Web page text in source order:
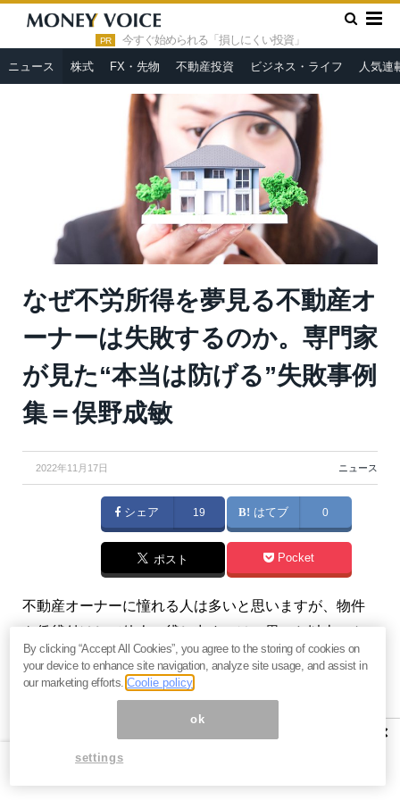
PR 今すぐ始められる「損しにくい投資」
ニュース 株式 FX・先物 不動産投資 ビジネス・ライフ 人気連
HOME » ニュース »
なぜ不労所得を夢見る不動産オーナーは失
敗するのか。専門家が見た“本当は防げる”失敗事例集＝俣野成敏
なぜ不労所得を夢見る不動産オ
ーナーは失敗するのか。専門家
が見た“本当は防げる”失敗事例
集＝俣野成敏
2022年11月17日 ニュース
シェア 19 はてブ 0
ポスト Pocket
不動産オーナーに憧れる人は多いと思いますが、物件
を賃貸付けして他人に貸し出すのは、思った以上にト
ラブルがつきまとうもの。今回は、実際にあったトラ
ブルの実例をピックアップしました。実際のトラブル
していただきます。（
俣野成敏の『サラリーマンを
「副業」にしよう』実践編
×
By clicking “Accept All Cookies”, you agree to the storing of cookies on
your device to enhance site navigation, analyze site usage, and assist in
our marketing efforts.Coolie policy
ok
settings